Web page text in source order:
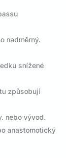
nadměrný.
snížené
způsobují
nebo vývod.
anastomotický